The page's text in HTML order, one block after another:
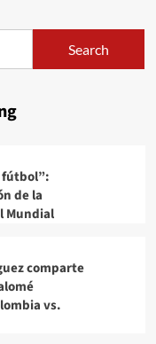
fútbol”:
de la
Mundial
comparte
vs.